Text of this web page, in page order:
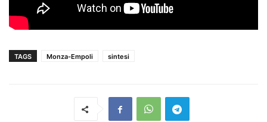
TAGS Monza-Empoli sintesi